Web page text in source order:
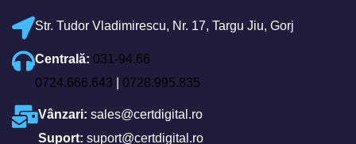
Str. Tudor Vladimirescu, Nr. 17, Targu Jiu, Gorj
Centrală: 031-94.66
0724.666.643
0728.995.835
Vânzari: sales@certdigital.ro
Suport: suport@certdigital.ro